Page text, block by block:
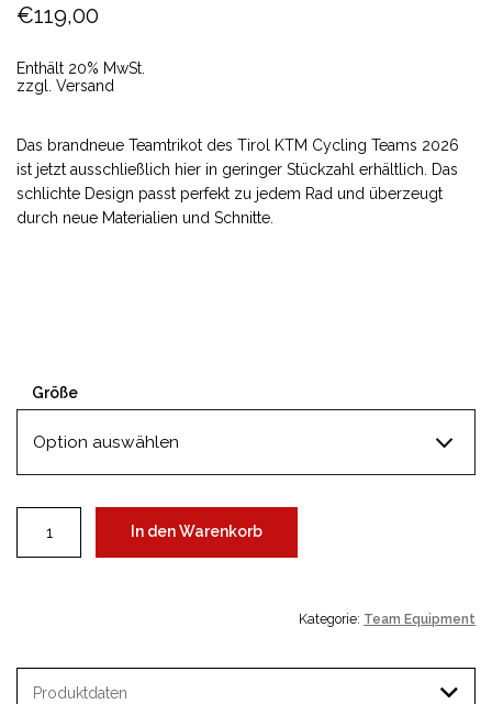
€119,00
Enthält 20% MwSt.
zzgl. Versand
Das brandneue Teamtrikot des Tirol KTM Cycling Teams 2026
ist jetzt ausschließlich hier in geringer Stückzahl erhältlich. Das
schlichte Design passt perfekt zu jedem Rad und überzeugt
durch neue Materialien und Schnitte.
Größe
RWP
In den Warenkorb
Kategorie: Team Equipment
Produktdaten